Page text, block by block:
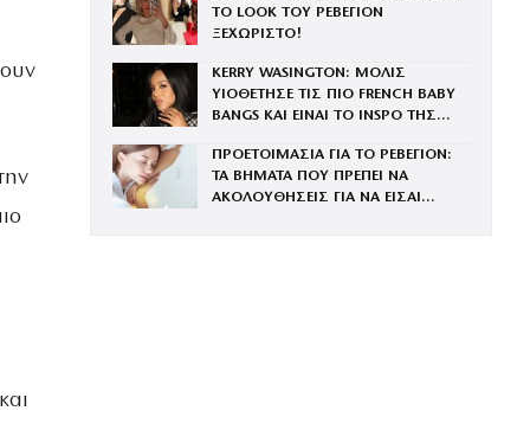
ΤΟ LOOK ΤΟΥ ΡΕΒΕΓΙΟΝ
ΞΕΧΩΡΙΣΤΟ!
KERRY WASINGTON: ΜΟΛΙΣ
ΥΙΟΘΕΤΗΣΕ ΤΙΣ ΠΙΟ FRENCH BABY
BANGS ΚΑΙ ΕΙΝΑΙ ΤΟ INSPO ΤΗΣ
ΠΡΟΕΤΟΙΜΑΣΙΑ ΓΙΑ ΤΟ ΡΕΒΕΓΙΟΝ:
ΤΑ ΒΗΜΑΤΑ ΠΟΥ ΠΡΕΠΕΙ ΝΑ
ΑΚΟΛΟΥΘΗΣΕΙΣ ΓΙΑ ΝΑ ΕΙΣΑΙ